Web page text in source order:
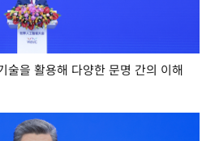
술을 활용해 다양한 문명 간의 이해